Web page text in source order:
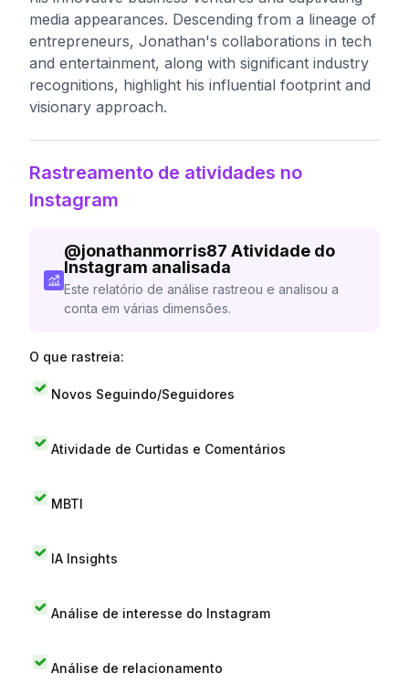
media appearances. Descending from a lineage of
entrepreneurs, Jonathan's collaborations in tech
and entertainment, along with significant industry
recognitions, highlight his influential footprint and
visionary approach.
Rastreamento de atividades no
Instagram
@jonathanmorris87 Atividade do
Instagram analisada
Este relatório de análise rastreou e analisou a
conta em várias dimensões.
O que rastreia:
Novos Seguindo/Seguidores
Atividade de Curtidas e Comentários
MBTI
IA Insights
Análise de interesse do Instagram
Análise de relacionamento